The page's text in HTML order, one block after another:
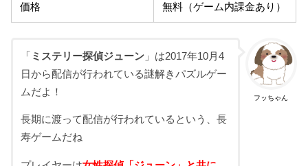
価格 無料（ゲーム内課金あり）
フッちゃん
「 ミステリー探偵ジューン」は2017年10月4
日から配信が行われている謎解きパズルゲー
ムだよ！
長期に渡って配信が行われているという、長
寿ゲームだね